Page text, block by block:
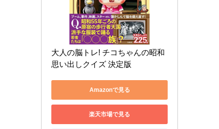
大人の脳トレ! チコちゃんの昭和
思い出しクイズ 決定版
Amazonで見る
楽天市場で見る